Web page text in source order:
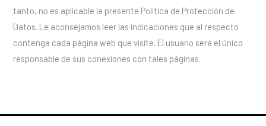
tanto, no es aplicable la presente Política de Protección de
Datos. Le aconsejamos leer las indicaciones que al respecto
contenga cada página web que visite. El usuario será el único
responsable de sus conexiones con tales páginas.